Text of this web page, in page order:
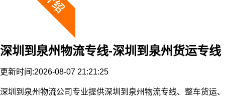
深圳到泉州物流专线-深圳到泉州货运专线
更新时间:2026-08-07 21:21:25
深圳到泉州物流公司专业提供深圳到泉州物流专线、整车货运、